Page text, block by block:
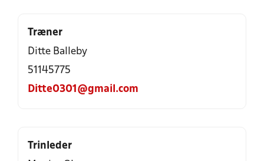
Træner
Ditte Balleby
51145775
Ditte0301@gmail.com
Trinleder